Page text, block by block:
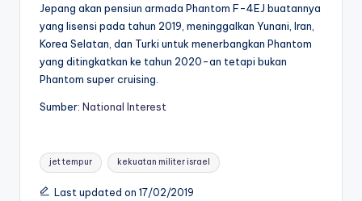
Jepang akan pensiun armada Phantom F-4EJ buatannya
yang lisensi pada tahun 2019, meninggalkan Yunani, Iran,
Korea Selatan, dan Turki untuk menerbangkan Phantom
yang ditingkatkan ke tahun 2020-an tetapi bukan
Phantom super cruising.
Sumber: National Interest
Tags:
jet tempur kekuatan militer israel
Last updated on 17/02/2019